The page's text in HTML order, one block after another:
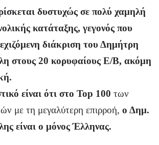
δυστυχώς σε πολύ χαμηλή
κατάταξης, γεγονός που
διάκριση του Δημήτρη
στους 20 κορυφαίους Ε/Β, ακόμη
είναι ότι στο Top 100 των
με τη μεγαλύτερη επιρροή, ο Δημ.
είναι ο μόνος Έλληνας.